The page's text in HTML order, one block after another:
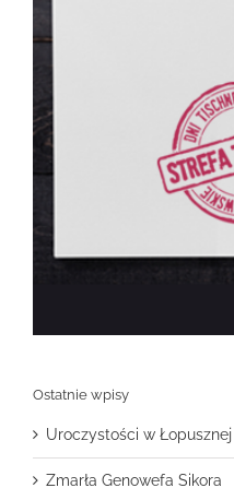
Ostatnie wpisy
Uroczystości w Łopusznej
Zmarła Genowefa Sikora